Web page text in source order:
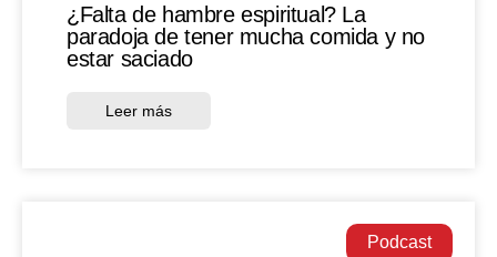
¿Falta de hambre espiritual? La
paradoja de tener mucha comida y no
estar saciado
Leer más
Podcast